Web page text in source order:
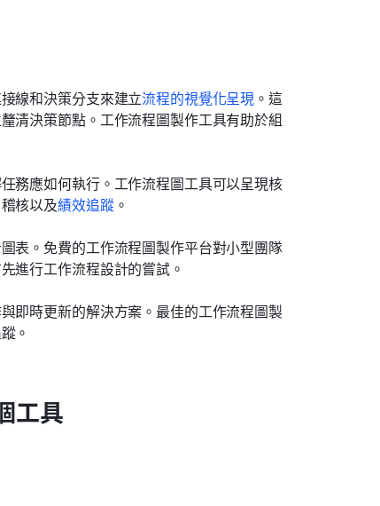
線和決策分支來建立流程的視覺化呈現 。這
清決策節點。工作流程圖製作工具有助於組
務應如何執行。工作流程圖工具可以呈現核
核以及績效追蹤。
表。免費的工作流程圖製作平台對小型團隊
進行工作流程設計的嘗試。
即時更新的解決方案。最佳的工作流程圖製
。
工具